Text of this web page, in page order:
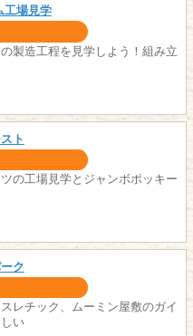
工場見学
製造工程を見学しよう！組み立
ト
の工場見学とジャンボポッキー
ク
レチック、ムーミン屋敷のガイ
い